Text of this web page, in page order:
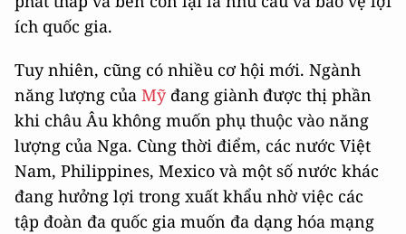
ích quốc gia.
Tuy nhiên, cũng có nhiều cơ hội mới. Ngành
năng lượng của Mỹ đang giành được thị phần
khi châu Âu không muốn phụ thuộc vào năng
lượng của Nga. Cùng thời điểm, các nước Việt
Nam, Philippines, Mexico và một số nước khác
đang hưởng lợi trong xuất khẩu nhờ việc các
tập đoàn đa quốc gia muốn đa dạng hóa mạng